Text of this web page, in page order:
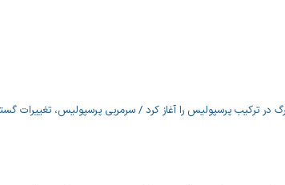
در ترکیب پرسپولیس را آغاز کرد / سرمربی پرسپولیس، تغییرات